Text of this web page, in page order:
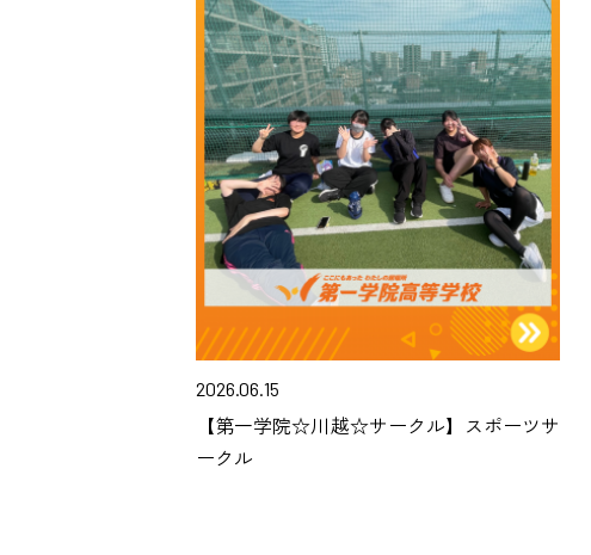
2026.06.15
【第一学院☆川越☆サークル】スポーツサ
ークル